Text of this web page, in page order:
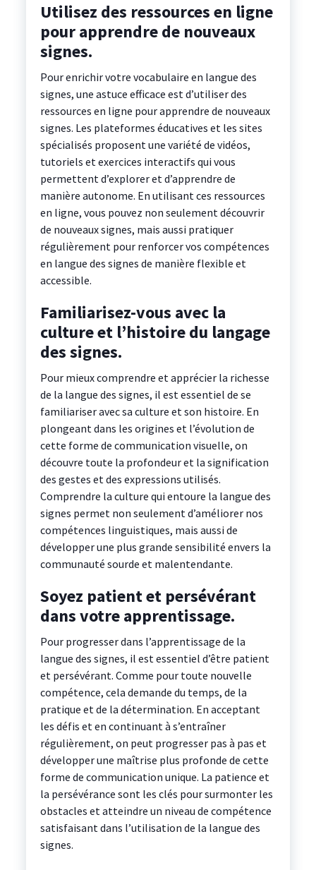
Utilisez des ressources en ligne
pour apprendre de nouveaux
signes.
Pour enrichir votre vocabulaire en langue des
signes, une astuce efficace est d’utiliser des
ressources en ligne pour apprendre de nouveaux
signes. Les plateformes éducatives et les sites
spécialisés proposent une variété de vidéos,
tutoriels et exercices interactifs qui vous
permettent d’explorer et d’apprendre de
manière autonome. En utilisant ces ressources
en ligne, vous pouvez non seulement découvrir
de nouveaux signes, mais aussi pratiquer
régulièrement pour renforcer vos compétences
en langue des signes de manière flexible et
accessible.
Familiarisez-vous avec la
culture et l’histoire du langage
des signes.
Pour mieux comprendre et apprécier la richesse
de la langue des signes, il est essentiel de se
familiariser avec sa culture et son histoire. En
plongeant dans les origines et l’évolution de
cette forme de communication visuelle, on
découvre toute la profondeur et la signification
des gestes et des expressions utilisés.
Comprendre la culture qui entoure la langue des
signes permet non seulement d’améliorer nos
compétences linguistiques, mais aussi de
développer une plus grande sensibilité envers la
communauté sourde et malentendante.
Soyez patient et persévérant
dans votre apprentissage.
Pour progresser dans l’apprentissage de la
langue des signes, il est essentiel d’être patient
et persévérant. Comme pour toute nouvelle
compétence, cela demande du temps, de la
pratique et de la détermination. En acceptant
les défis et en continuant à s’entraîner
régulièrement, on peut progresser pas à pas et
développer une maîtrise plus profonde de cette
forme de communication unique. La patience et
la persévérance sont les clés pour surmonter les
obstacles et atteindre un niveau de compétence
satisfaisant dans l’utilisation de la langue des
signes.